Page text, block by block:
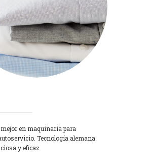
en maquinaria para
Tecnología alemana
y eficaz.